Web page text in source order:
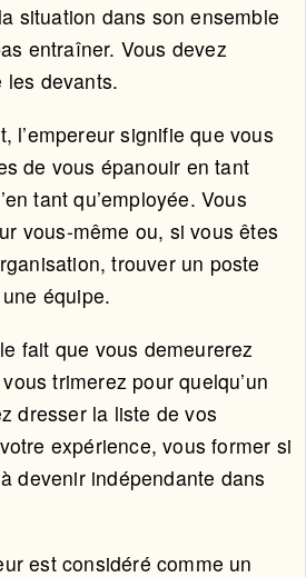
situation dans son ensemble
entraîner. Vous devez
les devants.
l’empereur signifie que vous
de vous épanouir en tant
tant qu’employée. Vous
vous-même ou, si vous êtes
trouver un poste
équipe.
fait que vous demeurerez
trimerez pour quelqu’un
dresser la liste de vos
expérience, vous former si
devenir indépendante dans
est considéré comme un